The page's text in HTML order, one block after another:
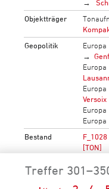
Objektträger
Geopolitik
Europa
Europa
Europa
Versoix
Europa
Europa
Bestand
[TON]
Treffer